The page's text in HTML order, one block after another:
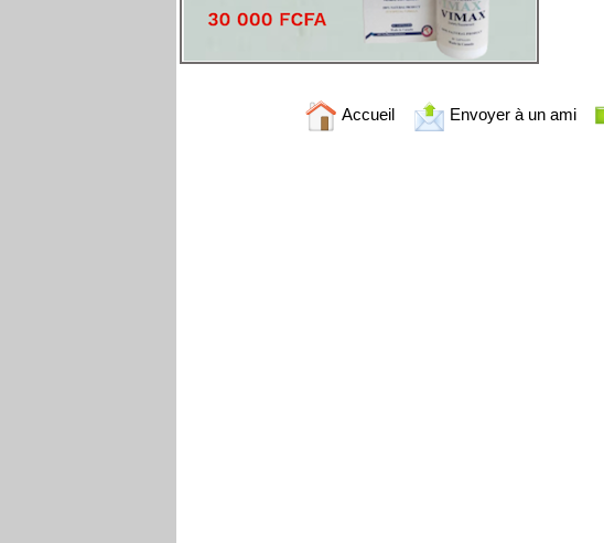
Accueil Envoyer à un ami